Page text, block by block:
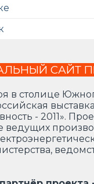
САЙТ
в столице
- 2011».
ведущих